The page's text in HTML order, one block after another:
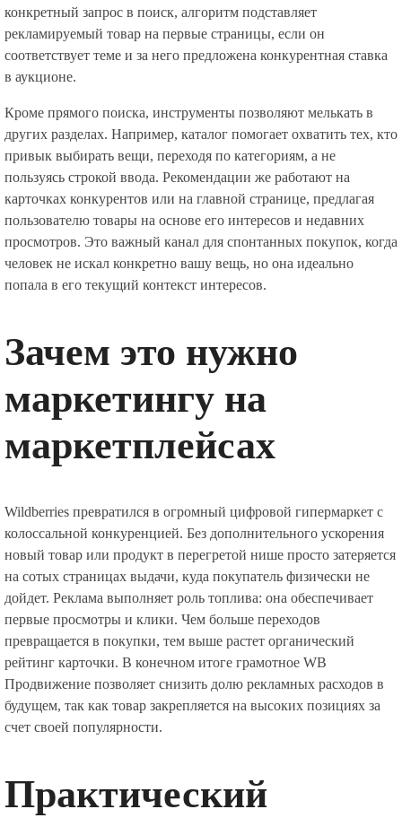
конкретный запрос в поиск, алгоритм подставляет
рекламируемый товар на первые страницы, если он
соответствует теме и за него предложена конкурентная ставка
в аукционе.
Кроме прямого поиска, инструменты позволяют мелькать в
других разделах. Например, каталог помогает охватить тех, кто
привык выбирать вещи, переходя по категориям, а не
пользуясь строкой ввода. Рекомендации же работают на
карточках конкурентов или на главной странице, предлагая
пользователю товары на основе его интересов и недавних
просмотров. Это важный канал для спонтанных покупок, когда
человек не искал конкретно вашу вещь, но она идеально
попала в его текущий контекст интересов.
Зачем это нужно
маркетингу на
маркетплейсах
Wildberries превратился в огромный цифровой гипермаркет с
колоссальной конкуренцией. Без дополнительного ускорения
новый товар или продукт в перегретой нише просто затеряется
на сотых страницах выдачи, куда покупатель физически не
дойдет. Реклама выполняет роль топлива: она обеспечивает
первые просмотры и клики. Чем больше переходов
превращается в покупки, тем выше растет органический
рейтинг карточки. В конечном итоге грамотное WB
Продвижение позволяет снизить долю рекламных расходов в
будущем, так как товар закрепляется на высоких позициях за
счет своей популярности.
Практический